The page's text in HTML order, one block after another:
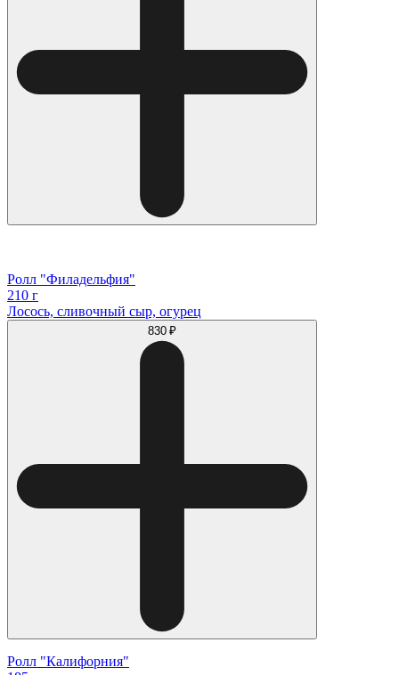
Ролл "Филадельфия"
210 г
Лосось, сливочный сыр, огурец
830 ₽
Ролл "Калифорния"